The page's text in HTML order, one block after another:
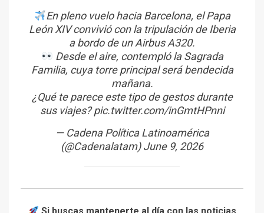
En pleno vuelo hacia Barcelona, el Papa
León XIV convivió con la tripulación de Iberia
a bordo de un Airbus A320.
Desde el aire, contempló la Sagrada
Familia, cuya torre principal será bendecida
mañana.
¿Qué te parece este tipo de gestos durante
sus viajes?pic.twitter.com/inGmtHPnni
— Cadena Política Latinoamérica
(@Cadenalatam)June 9, 2026